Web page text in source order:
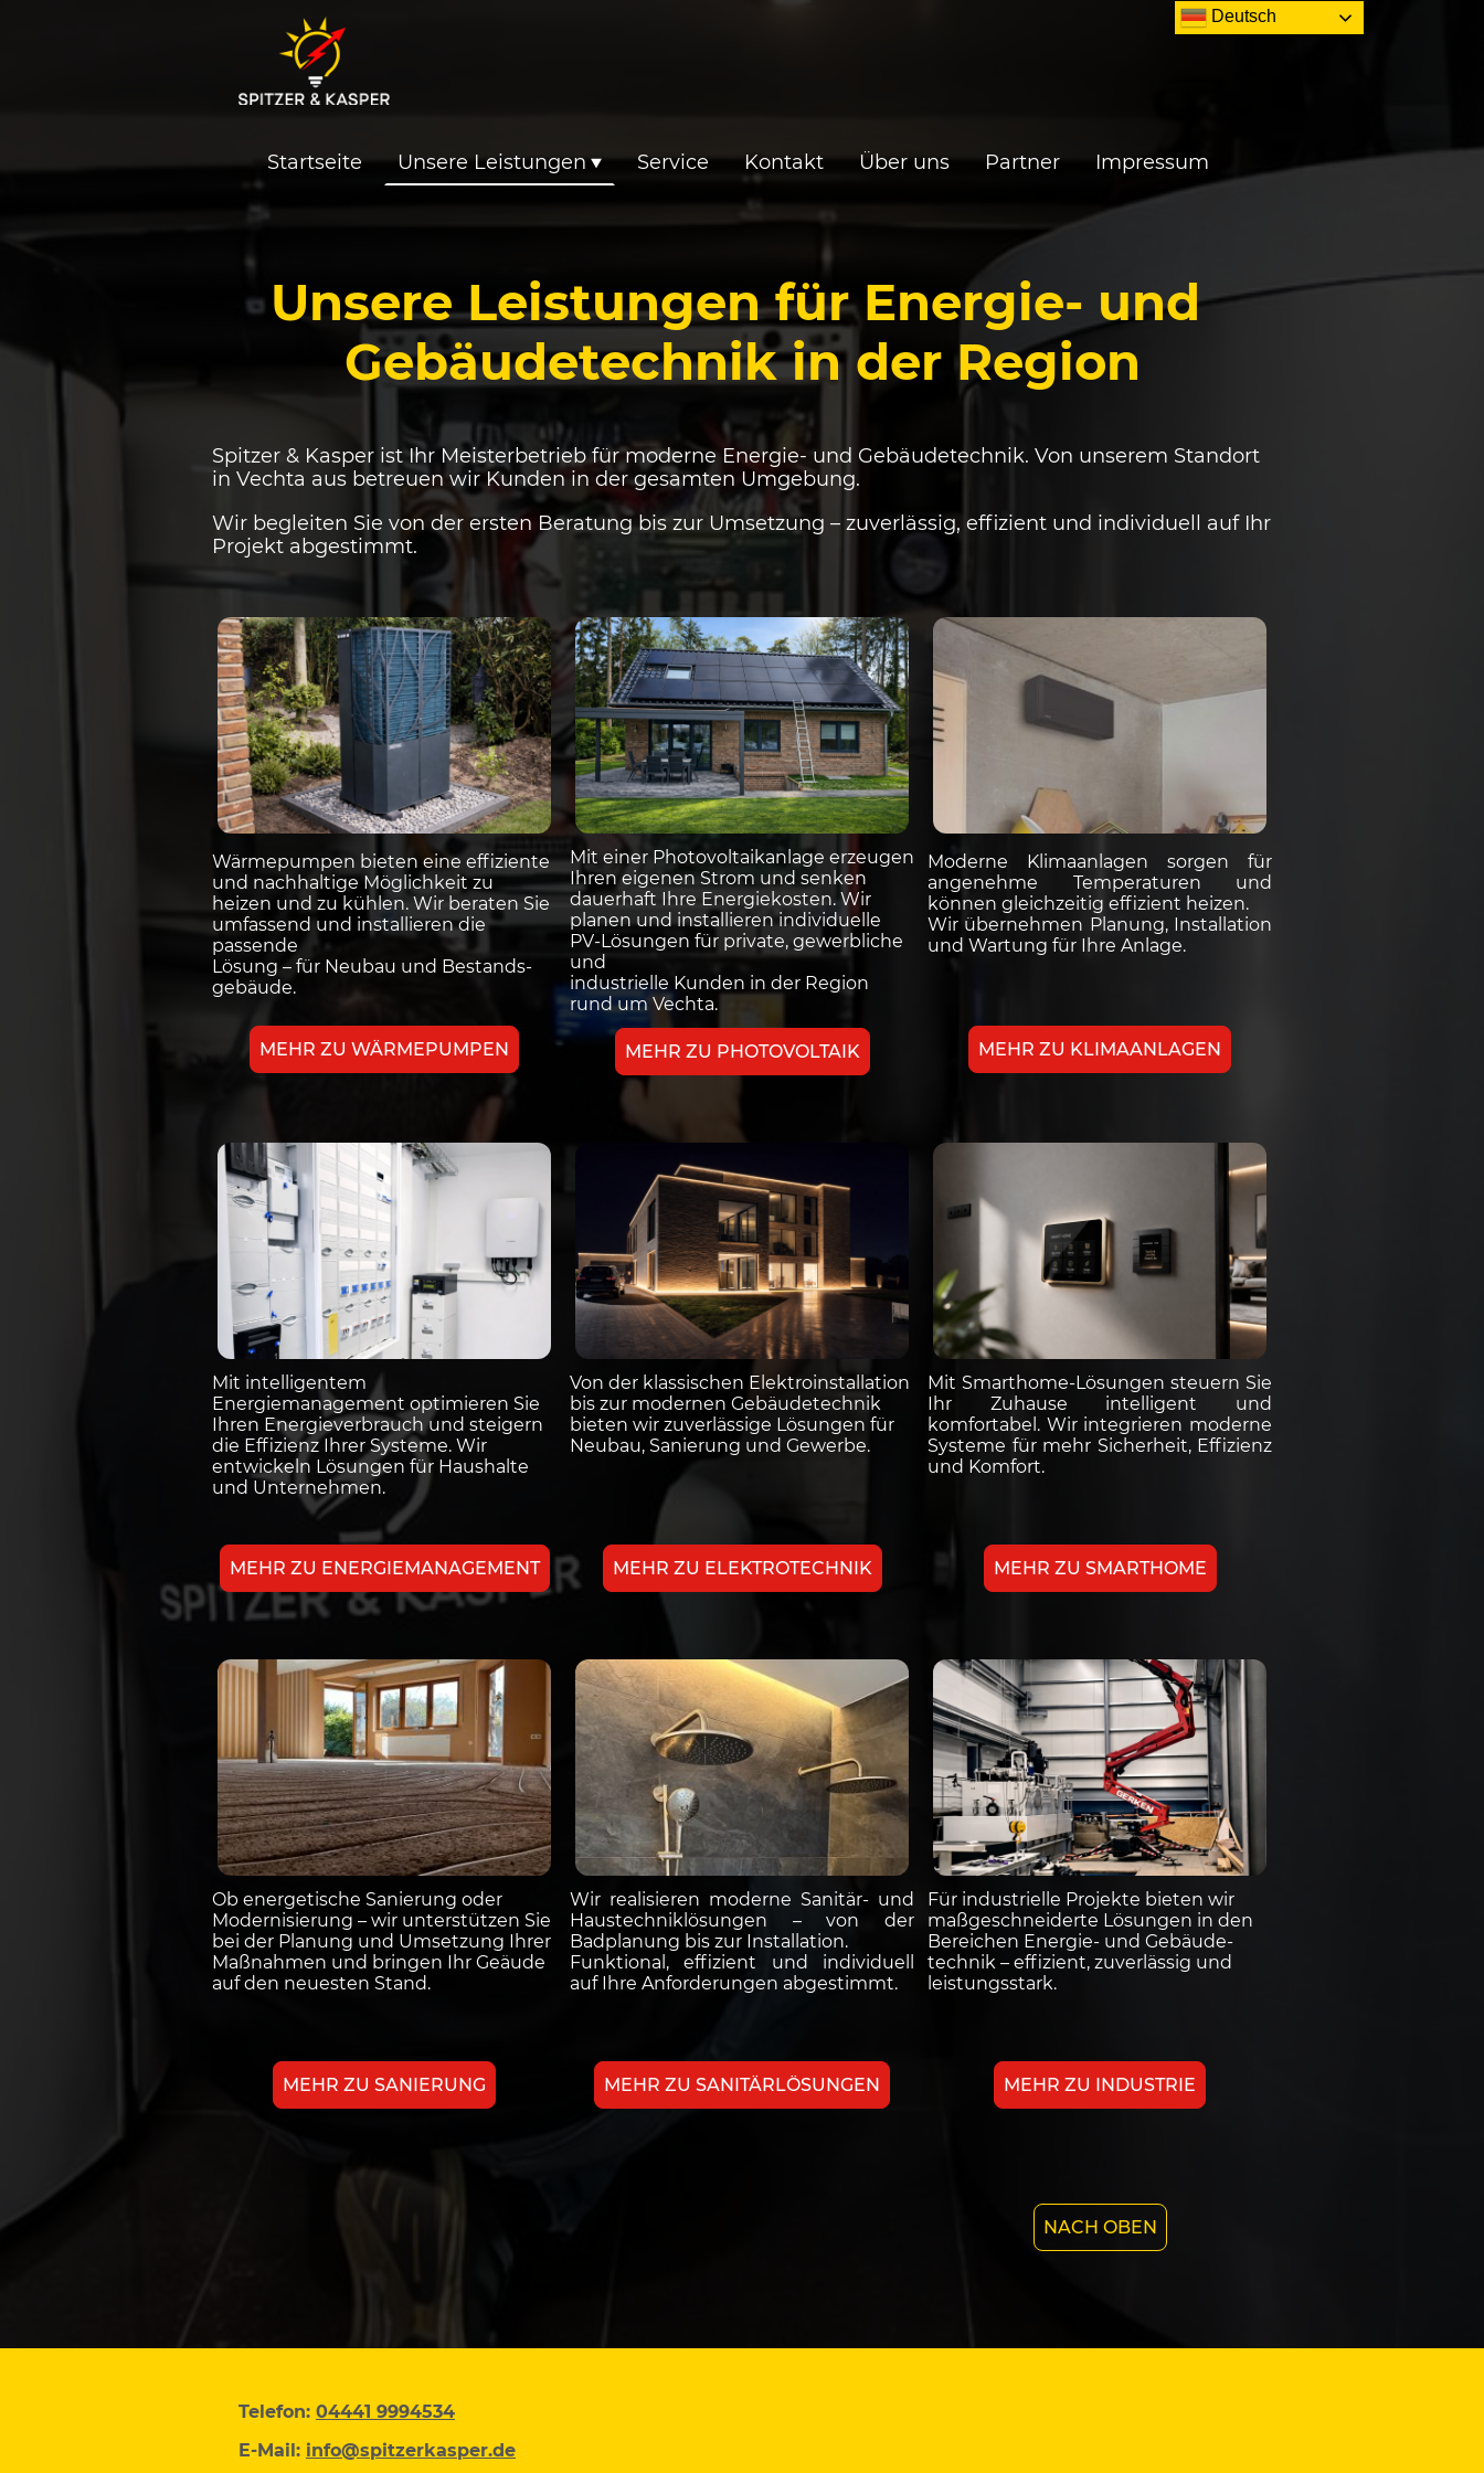
Startseite Unsere Leistungen Service Kontakt Über uns Partner Impressum
Unsere Leistungen für Energie- und
Gebäudetechnik in der Region
Spitzer & Kasper ist Ihr Meisterbetrieb für moderne Energie- und Gebäudetechnik. Von unserem Standort
in Vechta aus betreuen wir Kunden in der gesamten Umgebung.
Wir begleiten Sie von der ersten Beratung bis zur Umsetzung – zuverlässig, effizient und individuell auf Ihr
Projekt abgestimmt.
Wärmepumpen bieten eine effiziente
und nachhaltige Möglichkeit zu
heizen und zu kühlen. Wir beraten Sie
umfassend und installieren die
passende
Lösung – für Neubau und Bestands-
gebäude.
MEHR ZU WÄRMEPUMPEN
Mit einer Photovoltaikanlage erzeugen
Ihren eigenen Strom und senken
dauerhaft Ihre Energiekosten. Wir
planen und installieren individuelle
PV-Lösungen für private, gewerbliche
und
industrielle Kunden in der Region
rund um Vechta.
MEHR ZU PHOTOVOLTAIK
Moderne Klimaanlagen sorgen für
angenehme Temperaturen und
können gleichzeitig effizient heizen.
Wir übernehmen Planung, Installation
und Wartung für Ihre Anlage.
MEHR ZU KLIMAANLAGEN
Mit intelligentem
Energiemanagement optimieren Sie
Ihren Energieverbrauch und steigern
die Effizienz Ihrer Systeme. Wir
entwickeln Lösungen für Haushalte
und Unternehmen.
MEHR ZU ENERGIEMANAGEMENT
Von der klassischen Elektroinstallation
bis zur modernen Gebäudetechnik
bieten wir zuverlässige Lösungen für
Neubau, Sanierung und Gewerbe.
MEHR ZU ELEKTROTECHNIK
Wir realisieren moderne Sanitär- und
Haustechniklösungen – von der
Badplanung bis zur Installation.
Funktional, effizient und individuell
auf Ihre Anforderungen abgestimmt.
MEHR ZU SANITÄRLÖSUNGEN
Mit Smarthome-Lösungen steuern Sie
Ihr Zuhause intelligent und
komfortabel. Wir integrieren moderne
Systeme für mehr Sicherheit, Effizienz
und Komfort.
MEHR ZU SMARTHOME
Ob energetische Sanierung oder
Modernisierung – wir unterstützen Sie
bei der Planung und Umsetzung Ihrer
Maßnahmen und bringen Ihr Geäude
auf den neuesten Stand.
MEHR ZU SANIERUNG
Für industrielle Projekte bieten wir
maßgeschneiderte Lösungen in den
Bereichen Energie- und Gebäude-
technik – effizient, zuverlässig und
leistungsstark.
MEHR ZU INDUSTRIE
NACH OBEN
Telefon: 04441 9994534
E-Mail: info@spitzerkasper.de
Deutsch